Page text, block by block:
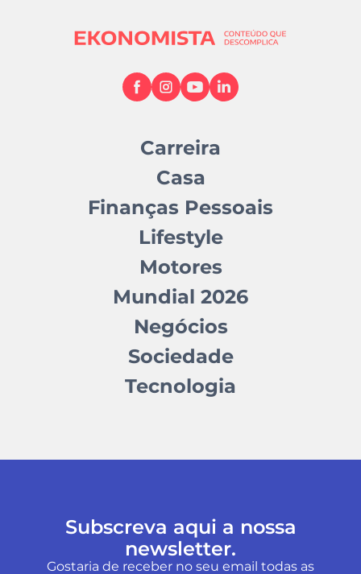
Carreira
Casa
Finanças Pessoais
Lifestyle
Motores
Mundial 2026
Negócios
Sociedade
Tecnologia
Subscreva aqui a nossa
newsletter.
Gostaria de receber no seu email todas as